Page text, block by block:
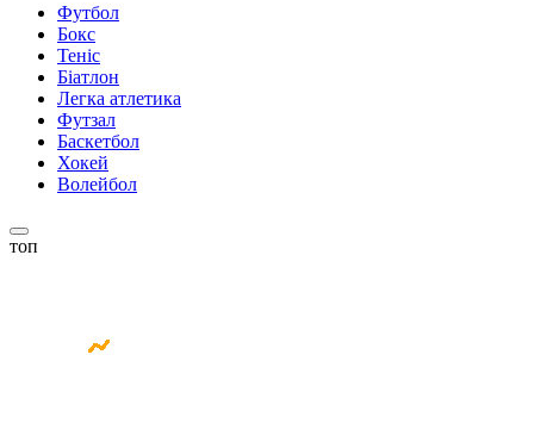
Футбол
Бокс
Теніс
Біатлон
Легка атлетика
Футзал
Баскетбол
Хокей
Волейбол
топ